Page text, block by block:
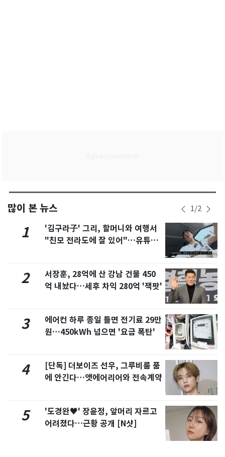
많이 본 뉴스 1/2
1
'김구라子' 그리, 할머니와 여행서
"친모 전라도에 잘 있어"…유튜브
2
서장훈, 28억에 산 강남 건물 450
억 내놨다…세후 차익 280억 '잭팟'
3
에어컨 하루 종일 틀면 전기료 29만
원…450kWh 넘으면 '요금 폭탄'
4
[단독] 더보이즈 선우, 그루비룸 품
에 안긴다…앳에어리어와 전속계약
5
'도경완♥' 장윤정, 앞머리 자르고
어려졌다…근황 공개 [N샷]